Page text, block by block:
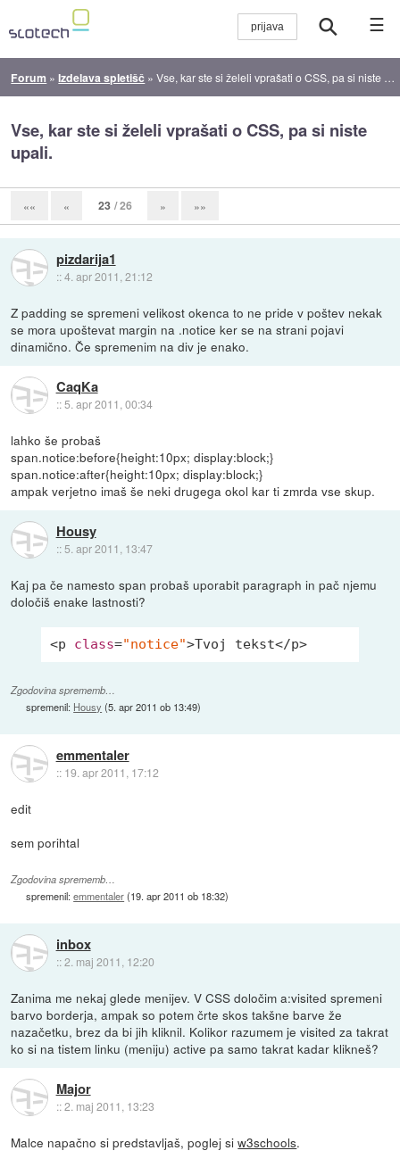
☰
Forum »Izdelava spletišč »Vse, kar ste si želeli vprašati o CSS, pa si niste upali.
Vse, kar ste si želeli vprašati o CSS, pa si niste
upali.
«« « 23 / 26 » »»
pizdarija1
::4. apr 2011, 21:12
Z padding se spremeni velikost okenca to ne pride v poštev nekak
se mora upoštevat margin na .notice ker se na strani pojavi
dinamično. Če spremenim na div je enako.
CaqKa
::5. apr 2011, 00:34
lahko še probaš
span.notice:before{height:10px; display:block;}
span.notice:after{height:10px; display:block;}
ampak verjetno imaš še neki drugega okol kar ti zmrda vse skup.
Housy
:: 5. apr 2011, 13:47
Kaj pa če namesto span probaš uporabit paragraph in pač njemu
določiš enake lastnosti?
<p class="notice">Tvoj tekst</p>
Zgodovina sprememb…
spremenil: Housy (5. apr 2011 ob 13:49)
emmentaler
:: 19. apr 2011, 17:12
edit
sem porihtal
Zgodovina sprememb…
spremenil:emmentaler(19. apr 2011 ob 18:32)
inbox
::2. maj 2011, 12:20
Zanima me nekaj glede menijev. V CSS določim a:visited spremeni
barvo borderja, ampak so potem črte skos takšne barve že
nazačetku, brez da bi jih kliknil. Kolikor razumem je visited za takrat
ko si na tistem linku (meniju) active pa samo takrat kadar klikneš?
Major
::2. maj 2011, 13:23
Malce napačno si predstavljaš, poglej siw3schools.